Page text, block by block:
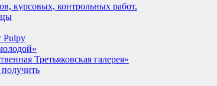
курсовых, контрольных работ.
Pulpy
Третьяковская галерея»